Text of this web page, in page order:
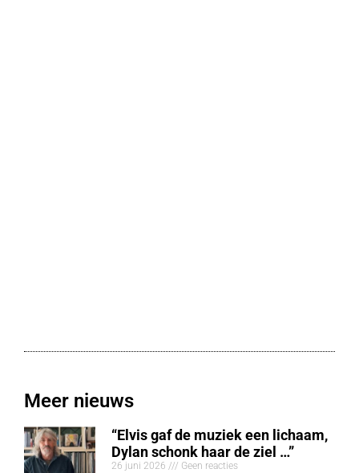
Meer nieuws
“Elvis gaf de muziek een lichaam,
Dylan schonk haar de ziel …”
26 juni 2026 Geen reacties